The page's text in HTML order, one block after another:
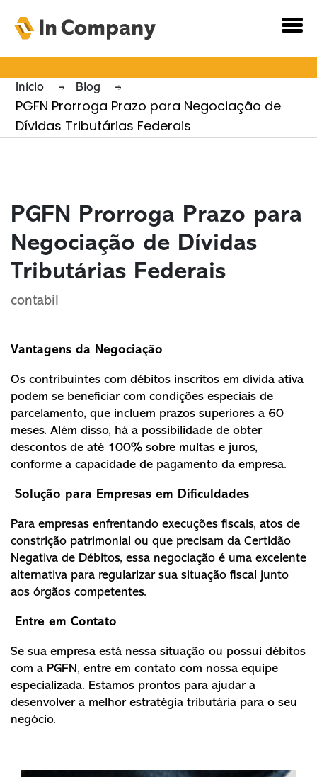
Novidades e
Notícias
Início
Blog
PGFN Prorroga Prazo para Negociação de
Dívidas Tributárias Federais
PGFN Prorroga Prazo para
Negociação de Dívidas
Tributárias Federais
contabil
Vantagens da Negociação
Os contribuintes com débitos inscritos em dívida ativa
podem se beneficiar com condições especiais de
parcelamento, que incluem prazos superiores a 60
meses. Além disso, há a possibilidade de obter
descontos de até 100% sobre multas e juros,
conforme a capacidade de pagamento da empresa.
Solução para Empresas em Dificuldades
Para empresas enfrentando execuções fiscais, atos de
constrição patrimonial ou que precisam da Certidão
Negativa de Débitos, essa negociação é uma excelente
alternativa para regularizar sua situação fiscal junto
aos órgãos competentes.
Entre em Contato
Se sua empresa está nessa situação ou possui débitos
com a PGFN, entre em contato com nossa equipe
especializada. Estamos prontos para ajudar a
desenvolver a melhor estratégia tributária para o seu
negócio.